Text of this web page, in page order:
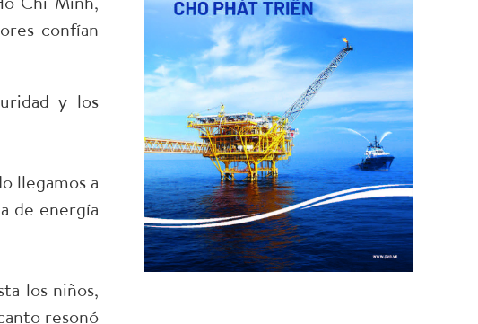
confían
y los
llegamos a
de energía
los niños,
resonó